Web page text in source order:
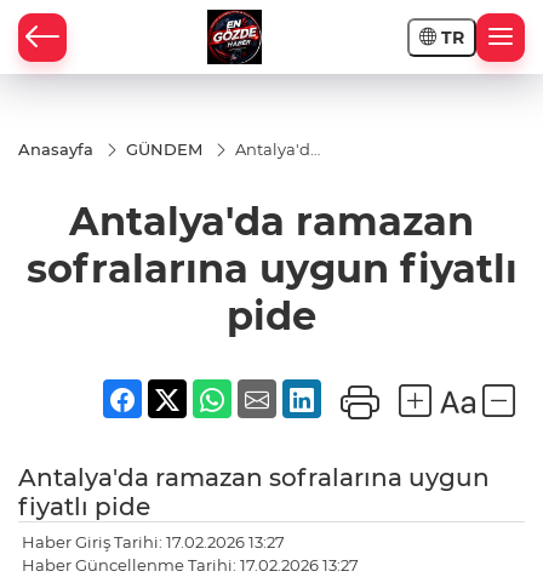
TR
Anasayfa GÜNDEM
Antalya'da
uygun
fiyatlı pide
Antalya'da ramazan
sofralarına uygun fiyatlı
pide
Antalya'da ramazan sofralarına uygun
fiyatlı pide
Haber Giriş Tarihi: 17.02.2026 13:27
Haber Güncellenme Tarihi: 17.02.2026 13:27